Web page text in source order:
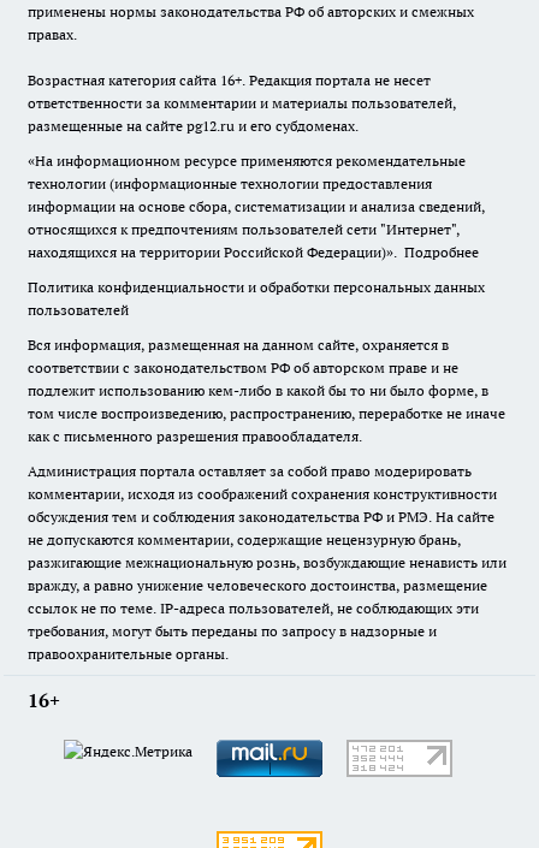
применены нормы законодательства РФ об авторских и смежных
правах.
Возрастная категория сайта 16+. Редакция портала не несет
ответственности за комментарии и материалы пользователей,
размещенные на сайте pg12.ru и его субдоменах.
«На информационном ресурсе применяются рекомендательные
технологии (информационные технологии предоставления
информации на основе сбора, систематизации и анализа сведений,
относящихся к предпочтениям пользователей сети "Интернет",
находящихся на территории Российской Федерации)». Подробнее
Политика конфиденциальности и обработки персональных данных
пользователей
Вся информация, размещенная на данном сайте, охраняется в
соответствии с законодательством РФ об авторском праве и не
подлежит использованию кем-либо в какой бы то ни было форме, в
том числе воспроизведению, распространению, переработке не иначе
как с письменного разрешения правообладателя.
Администрация портала оставляет за собой право модерировать
комментарии, исходя из соображений сохранения конструктивности
обсуждения тем и соблюдения законодательства РФ и РМЭ. На сайте
не допускаются комментарии, содержащие нецензурную брань,
разжигающие межнациональную рознь, возбуждающие ненависть или
вражду, а равно унижение человеческого достоинства, размещение
ссылок не по теме. IP-адреса пользователей, не соблюдающих эти
требования, могут быть переданы по запросу в надзорные и
правоохранительные органы.
16+